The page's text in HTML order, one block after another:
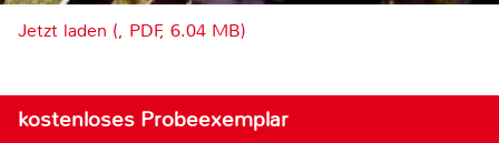
Jetzt laden (, PDF, 6.04 MB)
kostenloses Probeexemplar